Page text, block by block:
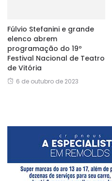
Fúlvio Stefanini e grande
elenco abrem
programação do 19º
Festival Nacional de Teatro
de Vitória
6 de outubro de 2023